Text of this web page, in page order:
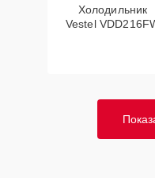
Холодильник
Vestel